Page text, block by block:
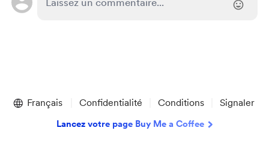
Français Confidentialité Conditions Signaler
Lancez votre page Buy Me a Coffee